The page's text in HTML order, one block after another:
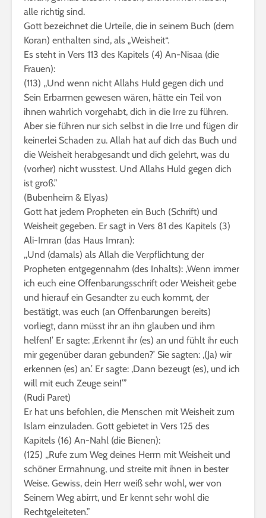
alle richtig sind.
Gott bezeichnet die Urteile, die in seinem Buch (dem
Koran) enthalten sind, als „Weisheit“.
Es steht in Vers 113 des Kapitels (4) An-Nisaa (die
Frauen):
(113) ,,Und wenn nicht Allahs Huld gegen dich und
Sein Erbarmen gewesen wären, hätte ein Teil von
ihnen wahrlich vorgehabt, dich in die Irre zu führen.
Aber sie führen nur sich selbst in die Irre und fügen dir
keinerlei Schaden zu. Allah hat auf dich das Buch und
die Weisheit herabgesandt und dich gelehrt, was du
(vorher) nicht wusstest. Und Allahs Huld gegen dich
ist groß.”
(Bubenheim & Elyas)
Gott hat jedem Propheten ein Buch (Schrift) und
Weisheit gegeben. Er sagt in Vers 81 des Kapitels (3)
Ali-Imran (das Haus Imran):
,,Und (damals) als Allah die Verpflichtung der
Propheten entgegennahm (des Inhalts): ,Wenn immer
ich euch eine Offenbarungsschrift oder Weisheit gebe
und hierauf ein Gesandter zu euch kommt, der
bestätigt, was euch (an Offenbarungen bereits)
vorliegt, dann müsst ihr an ihn glauben und ihm
helfen!’ Er sagte: ,Erkennt ihr (es) an und fühlt ihr euch
mir gegenüber daran gebunden?’ Sie sagten: ,(Ja) wir
erkennen (es) an.’ Er sagte: ,Dann bezeugt (es), und ich
will mit euch Zeuge sein!’”
(Rudi Paret)
Er hat uns befohlen, die Menschen mit Weisheit zum
Islam einzuladen. Gott gebietet in Vers 125 des
Kapitels (16) An-Nahl (die Bienen):
(125) ,,Rufe zum Weg deines Herrn mit Weisheit und
schöner Ermahnung, und streite mit ihnen in bester
Weise. Gewiss, dein Herr weiß sehr wohl, wer von
Seinem Weg abirrt, und Er kennt sehr wohl die
Rechtgeleiteten.”